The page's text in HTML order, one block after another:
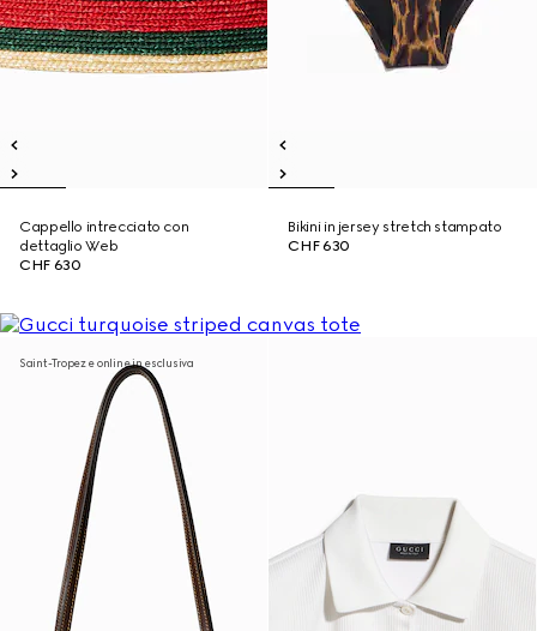
Cappello intrecciato con
dettaglio Web
CHF 630
Bikini in jersey stretch stampato
CHF 630
Saint-Tropez e online in esclusiva